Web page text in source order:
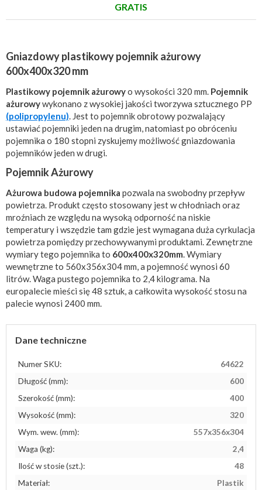
GRATIS
Gniazdowy plastikowy pojemnik ażurowy
600x400x320 mm
Plastikowy pojemnik ażurowyo wysokości 320 mm. Pojemnik
ażurowywykonano z wysokiej jakości tworzywa sztucznego PP
(polipropylenu). Jest to pojemnik obrotowy pozwalający
ustawiać pojemniki jeden na drugim, natomiast po obróceniu
pojemnika o 180 stopni zyskujemy możliwość gniazdowania
pojemników jeden w drugi.
Pojemnik Ażurowy
Ażurowa budowa pojemnika pozwala na swobodny przepływ
powietrza. Produkt często stosowany jest w chłodniach oraz
mroźniach ze względu na wysoką odporność na niskie
temperatury i wszędzie tam gdzie jest wymagana duża cyrkulacja
powietrza pomiędzy przechowywanymi produktami. Zewnętrzne
wymiary tego pojemnika to 600x400x320mm. Wymiary
wewnętrzne to 560x356x304 mm, a pojemność wynosi 60
litrów. Waga pustego pojemnika to 2,4 kilograma. Na
europalecie mieści się 48 sztuk, a całkowita wysokość stosu na
palecie wynosi 2400 mm.
Dane techniczne
Numer SKU:
64622
Długość (mm):
600
Szerokość (mm):
400
Wysokość (mm):
320
Wym. wew. (mm):
557x356x304
Waga (kg):
2,4
Ilość w stosie (szt.):
48
Materiał:
Plastik